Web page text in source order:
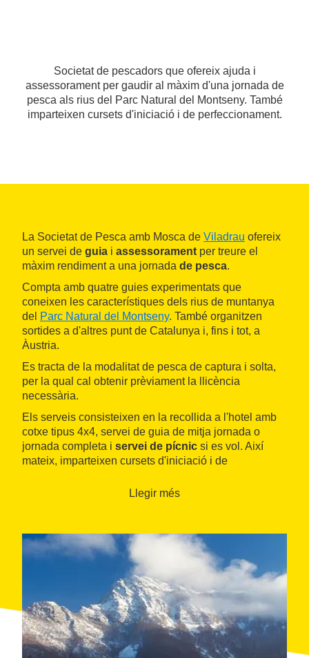
Societat de pescadors que ofereix ajuda i
assessorament per gaudir al màxim d'una jornada de
pesca als rius del Parc Natural del Montseny. També
imparteixen cursets d'iniciació i de perfeccionament.
La Societat de Pesca amb Mosca de Viladrau ofereix
un servei de guia i assessorament per treure el
màxim rendiment a una jornada de pesca.
Compta amb quatre guies experimentats que
coneixen les característiques dels rius de muntanya
del Parc Natural del Montseny. També organitzen
sortides a d'altres punt de Catalunya i, fins i tot, a
Àustria.
Es tracta de la modalitat de pesca de captura i solta,
per la qual cal obtenir prèviament la llicència
necessària.
Els serveis consisteixen en la recollida a l'hotel amb
cotxe tipus 4x4, servei de guia de mitja jornada o
jornada completa i servei de pícnic si es vol. Així
mateix, imparteixen cursets d'iniciació i de
A la pàgina web de la societat també es pot consultar
Montseny Guilleries.
Llegir més